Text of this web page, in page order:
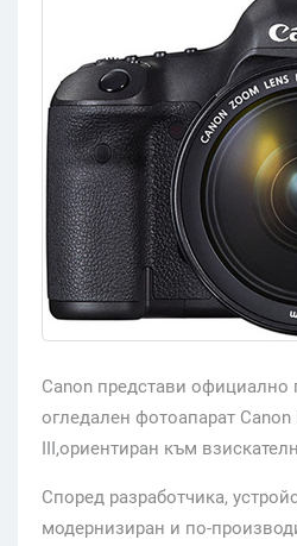
Canon представи официално
огледален фотоапарат Canon
III,ориентиран към
Според разработчика,
модернизиран и по-